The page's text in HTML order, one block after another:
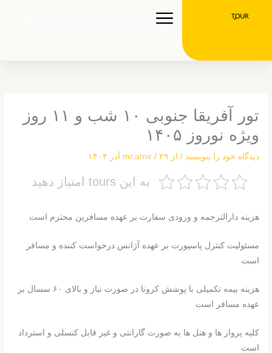
تور آفریقا جنوبی ۱۰ شب و ۱۱ روز
ویژه نوروز ۱۴۰۵
دیدگاه‌ خود را بنویسید / از mr.amir / ۲۹ آذر ۱۴۰۴
به این tours امتیاز دهید
هزینه دارالترجمه و ورودی سفارت بر عهده مسافرین محترم است
مسئولیت کنترل پاسپورت بر عهده آژانس درخواست کننده و مسافر
است
هزینه بیمه تکمیلی با پوشش کرونا در صورت نیاز و بالای ۶۰ سسال بر
عهده مسافر است
کلیه پرواز ها و هتل ها به صورت گارانتی و غیر قابل کنسلی و استرداد
است